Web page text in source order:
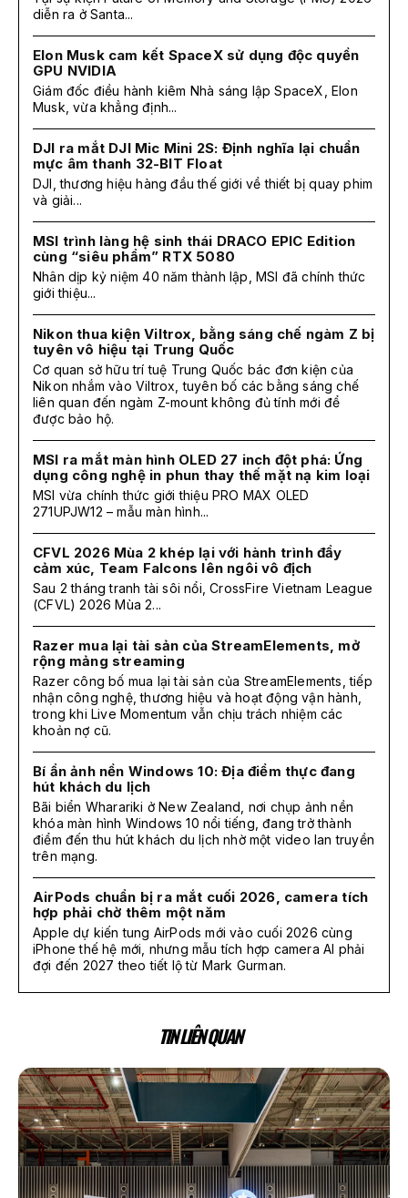
diễn ra ở Santa...
Elon Musk cam kết SpaceX sử dụng độc quyền
GPU NVIDIA
Giám đốc điều hành kiêm Nhà sáng lập SpaceX, Elon
Musk, vừa khẳng định...
DJI ra mắt DJI Mic Mini 2S: Định nghĩa lại chuẩn
mực âm thanh 32-BIT Float
DJI, thương hiệu hàng đầu thế giới về thiết bị quay phim
và giải...
MSI trình làng hệ sinh thái DRACO EPIC Edition
cùng “siêu phẩm” RTX 5080
Nhân dịp kỷ niệm 40 năm thành lập, MSI đã chính thức
giới thiệu...
Nikon thua kiện Viltrox, bằng sáng chế ngàm Z bị
tuyên vô hiệu tại Trung Quốc
Cơ quan sở hữu trí tuệ Trung Quốc bác đơn kiện của
Nikon nhắm vào Viltrox, tuyên bố các bằng sáng chế
liên quan đến ngàm Z-mount không đủ tính mới để
được bảo hộ.
MSI ra mắt màn hình OLED 27 inch đột phá: Ứng
dụng công nghệ in phun thay thế mặt nạ kim loại
MSI vừa chính thức giới thiệu PRO MAX OLED
271UPJW12 – mẫu màn hình...
CFVL 2026 Mùa 2 khép lại với hành trình đầy
cảm xúc, Team Falcons lên ngôi vô địch
Sau 2 tháng tranh tài sôi nổi, CrossFire Vietnam League
(CFVL) 2026 Mùa 2...
Razer mua lại tài sản của StreamElements, mở
rộng mảng streaming
Razer công bố mua lại tài sản của StreamElements, tiếp
nhận công nghệ, thương hiệu và hoạt động vận hành,
trong khi Live Momentum vẫn chịu trách nhiệm các
khoản nợ cũ.
Bí ẩn ảnh nền Windows 10: Địa điểm thực đang
hút khách du lịch
Bãi biển Wharariki ở New Zealand, nơi chụp ảnh nền
khóa màn hình Windows 10 nổi tiếng, đang trở thành
điểm đến thu hút khách du lịch nhờ một video lan truyền
trên mạng.
AirPods chuẩn bị ra mắt cuối 2026, camera tích
hợp phải chờ thêm một năm
Apple dự kiến tung AirPods mới vào cuối 2026 cùng
iPhone thế hệ mới, nhưng mẫu tích hợp camera AI phải
đợi đến 2027 theo tiết lộ từ Mark Gurman.
TIN LIÊN QUAN